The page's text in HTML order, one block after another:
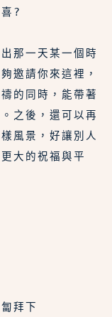
?
那一天某一個時
邀請你來這裡，
的同時，能帶著
之後，還可以再
風景，好讓別人
大的祝福與平
拜下